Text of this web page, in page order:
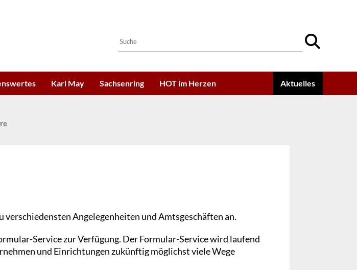
Karl May Sachsenring HOT im Herzen Aktuelles
Angelegenheiten und Amtsgeschäften an.
Service zur Verfügung. Der Formular-Service wird laufend
und Einrichtungen zukünftig möglichst viele Wege